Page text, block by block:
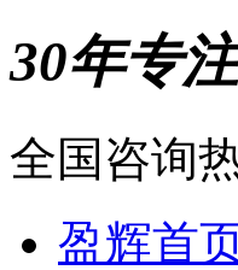
30年专注
全国咨询
盈辉首